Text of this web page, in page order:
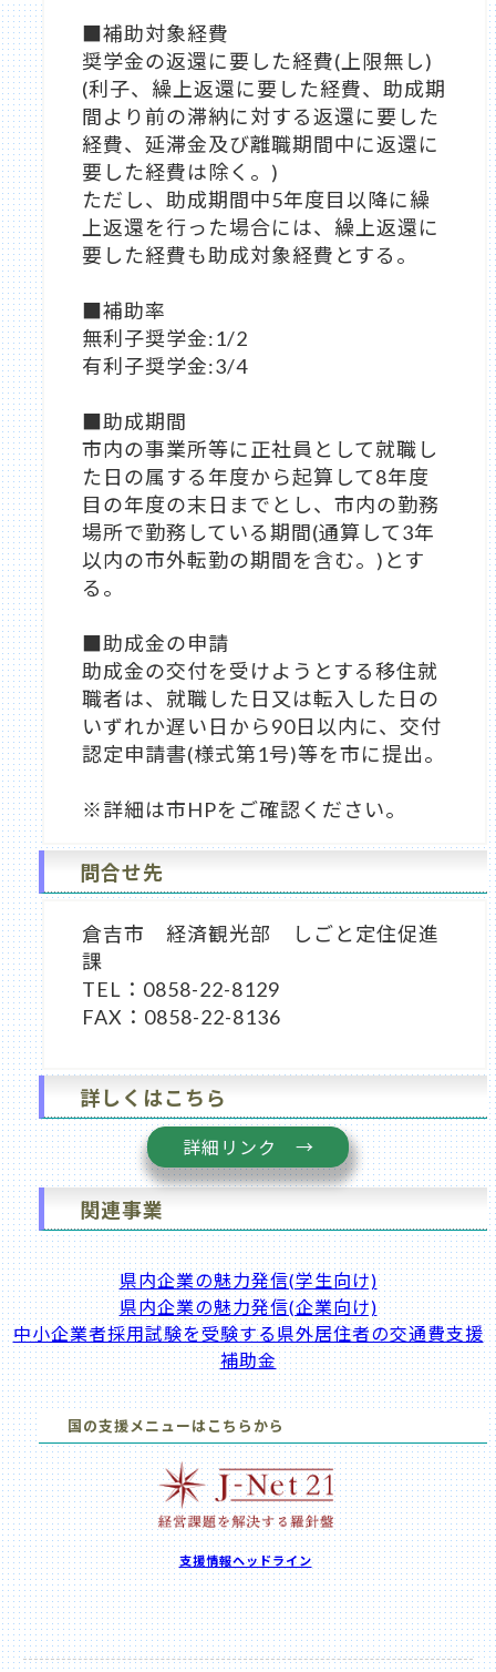
■補助対象経費
奨学金の返還に要した経費(上限無し)
(利子、繰上返還に要した経費、助成期
間より前の滞納に対する返還に要した
経費、延滞金及び離職期間中に返還に
要した経費は除く。)
ただし、助成期間中5年度目以降に繰
上返還を行った場合には、繰上返還に
要した経費も助成対象経費とする。
■補助率
無利子奨学金:1/2
有利子奨学金:3/4
■助成期間
市内の事業所等に正社員として就職し
た日の属する年度から起算して8年度
目の年度の末日までとし、市内の勤務
場所で勤務している期間(通算して3年
以内の市外転勤の期間を含む。)とす
る。
■助成金の申請
助成金の交付を受けようとする移住就
職者は、就職した日又は転入した日の
いずれか遅い日から90日以内に、交付
認定申請書(様式第1号)等を市に提出。
※詳細は市HPをご確認ください。
問合せ先
倉吉市 経済観光部 しごと定住促進
課
TEL：0858-22-8129
FAX：0858-22-8136
詳しくはこちら
詳細リンク →
関連事業
県内企業の魅力発信(学生向け)
県内企業の魅力発信(企業向け)
中小企業者採用試験を受験する県外居住者の交通費支援
補助金
国の支援メニューはこちらから
支援情報ヘッドライン